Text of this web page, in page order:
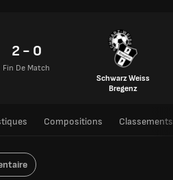
2 - 0
Fin De Match
Schwarz Weiss
Bregenz
Compositions Classements